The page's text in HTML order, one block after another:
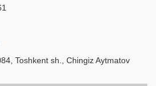
Toshkent sh., Chingiz Aytmatov